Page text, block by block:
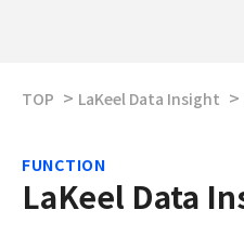
TOP LaKeel Data Insight
FUNCTION
LaKeel Data